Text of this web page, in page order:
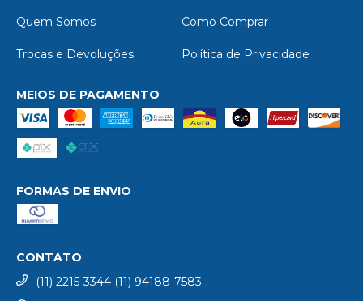
Quem Somos Como Comprar
Trocas e Devoluções Política de Privacidade
MEIOS DE PAGAMENTO
FORMAS DE ENVIO
CONTATO
(11) 2215-3344 (11) 94188-7583